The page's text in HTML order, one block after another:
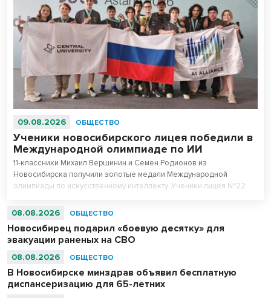
09.08.2026 ОБЩЕСТВО
Ученики новосибирского лицея победили в
Международной олимпиаде по ИИ
11-классники Михаил Вершинин и Семен Родионов из
Новосибирска получили золотые медали Международной
олимпиады по искусственному интеллекту. Ученики лицея №22
абсолютными чемпионами соревнований.
08.08.2026 ОБЩЕСТВО
Новосибирец подарил «боевую десятку» для
эвакуации раненых на СВО
08.08.2026 ОБЩЕСТВО
В Новосибирске минздрав объявил бесплатную
диспансеризацию для 65-летних